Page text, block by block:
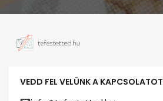
VEDD FEL VELÜNK A KAPCSOLATOT